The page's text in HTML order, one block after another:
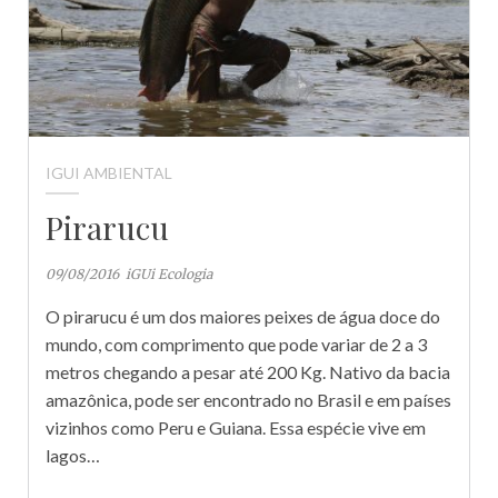
IGUI AMBIENTAL
Pirarucu
09/08/2016 iGUi Ecologia
O pirarucu é um dos maiores peixes de água doce do
mundo, com comprimento que pode variar de 2 a 3
metros chegando a pesar até 200 Kg. Nativo da bacia
amazônica, pode ser encontrado no Brasil e em países
vizinhos como Peru e Guiana. Essa espécie vive em
lagos…